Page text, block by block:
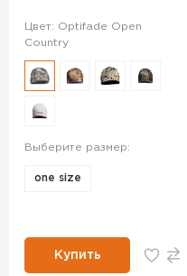
Цвет: Optifade Open
Country
Выберите размер:
one size
Купить